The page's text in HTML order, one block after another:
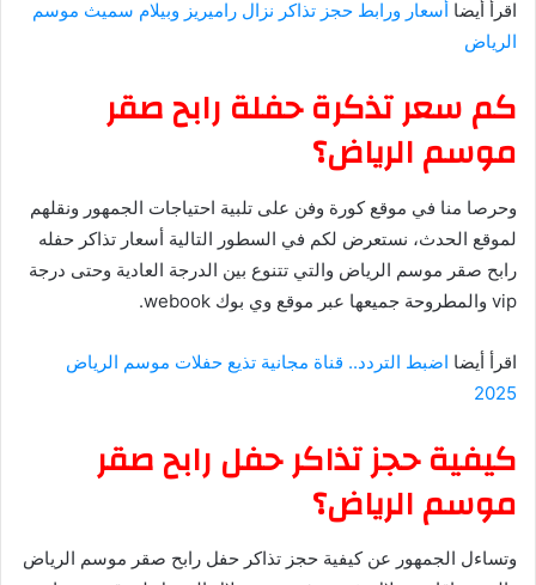
اقرأ أيضا أسعار ورابط حجز تذاكر نزال راميريز وبيلام سميث موسم
الرياض
كم سعر تذكرة حفلة رابح صقر
موسم الرياض؟
وحرصا منا في موقع كورة وفن على تلبية احتياجات الجمهور ونقلهم
لموقع الحدث، نستعرض لكم في السطور التالية أسعار تذاكر حفله
رابح صقر موسم الرياض والتي تتنوع بين الدرجة العادية وحتى درجة
vip والمطروحة جميعها عبر موقع وي بوك webook.
اقرأ أيضا اضبط التردد.. قناة مجانية تذيع حفلات موسم الرياض
2025
كيفية حجز تذاكر حفل رابح صقر
موسم الرياض؟
وتساءل الجمهور عن كيفية حجز تذاكر حفل رابح صقر موسم الرياض